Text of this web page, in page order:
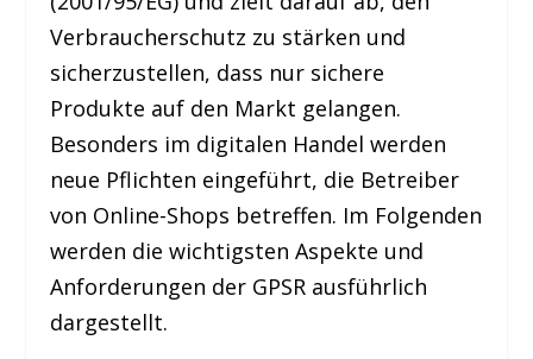
Verbraucherschutz zu stärken und
sicherzustellen, dass nur sichere
Produkte auf den Markt gelangen.
Besonders im digitalen Handel werden
neue Pflichten eingeführt, die Betreiber
von Online-Shops betreffen. Im Folgenden
werden die wichtigsten Aspekte und
Anforderungen der GPSR ausführlich
dargestellt.